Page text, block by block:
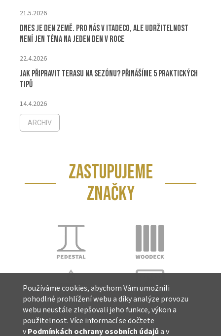
Používáme cookies, abychom Vám umožnili
pohodlné prohlížení webu a díky analýze provozu
webu neustále zlepšovali jeho funkce, výkon a
použitelnost. Více informací se dočtete
vPodmínkách ochrany osobních údajůa v
21.5.2026
Dnes je Den Země. Pro nás v ITADECO, ale udržitelnost
není jen téma na jeden den v roce
22.4.2026
Jak připravit terasu na sezónu? Přinášíme 5 praktických
tipů
14.4.2026
ARCHIV
ZASTUPUJEME
ZNAČKY